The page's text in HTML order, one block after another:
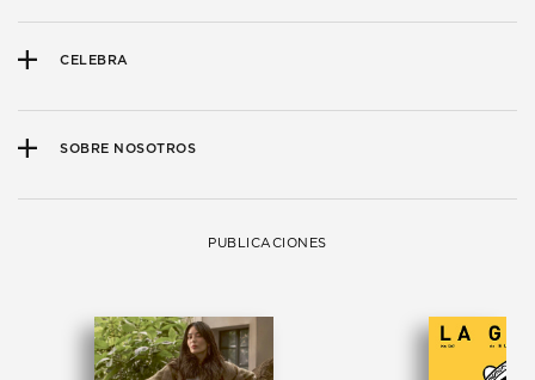
CELEBRA
SOBRE NOSOTROS
PUBLICACIONES